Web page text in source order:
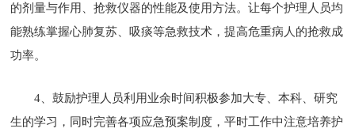
的剂量与作用、抢救仪器的性能及使用方法。让每个护理人员均
能熟练掌握心肺复苏、吸痰等急救技术，提高危重病人的抢救成
功率。
4、鼓励护理人员利用业余时间积极参加大专、本科、研究
生的学习，同时完善各项应急预案制度，平时工作中注意培养护